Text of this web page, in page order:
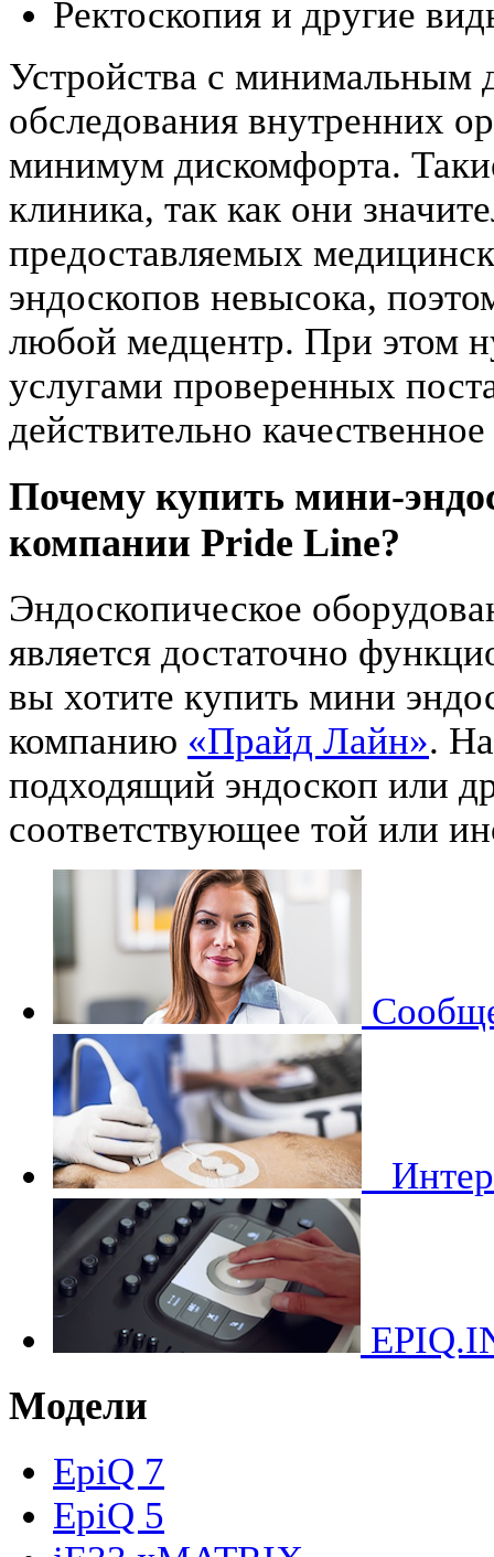
Ректоскопия и другие
Устройства с минимальным
обследования внутренних
минимум дискомфорта.
клиника, так как они
предоставляемых
эндоскопов невысока,
любой медцентр. При этом
услугами проверенных
действительно
Почему купить мини-
компании Pride Line?
Эндоскопическое
является достаточно
вы хотите купить мини
компанию «Прайд Лайн».
подходящий эндоскоп или
соответствующее той или
Модели
EpiQ 7
EpiQ 5